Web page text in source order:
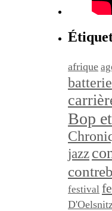
afrique
batterie
Bop
jazz
festival